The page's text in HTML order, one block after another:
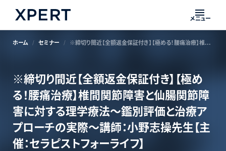
メニュー
ホーム セミナー ※締切り間近【全額返金保証付き】【極める！腰痛治療】椎間関節障害と仙腸関節障害に対する理学療法～鑑別評価と治療アプローチの実際～講師：⼩野志操先生【主催：セラピストフォーライフ】
※締切り間近【全額返金保証付き】【極め
る！腰痛治療】椎間関節障害と仙腸関節障
害に対する理学療法～鑑別評価と治療ア
プローチの実際～講師：⼩野志操先生【主
催：セラピストフォーライフ】